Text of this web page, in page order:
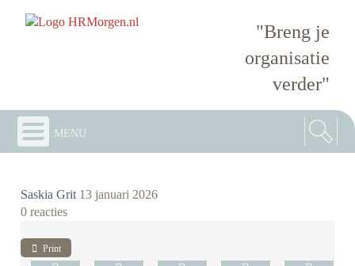
"Breng je
organisatie
verder"
menu
Saskia Grit 13 januari 2026
0 reacties
Print